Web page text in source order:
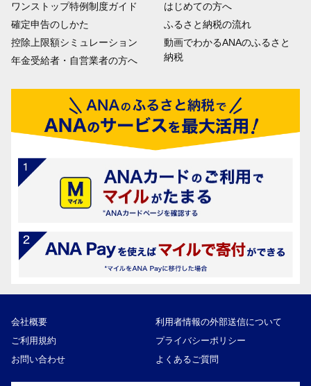
ワンストップ特例制度ガイド
確定申告のしかた
控除上限額シミュレーション
年金受給者・自営業者の方へ
はじめての方へ
ふるさと納税の流れ
動画でわかるANAのふるさと
納税
会社概要
利用者情報の外部送信について
ご利用規約
プライバシーポリシー
お問い合わせ
よくあるご質問